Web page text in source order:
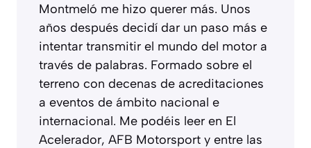
Montmeló me hizo querer más. Unos
años después decidí dar un paso más e
intentar transmitir el mundo del motor a
través de palabras. Formado sobre el
terreno con decenas de acreditaciones
a eventos de ámbito nacional e
internacional. Me podéis leer en El
Acelerador, AFB Motorsport y entre las